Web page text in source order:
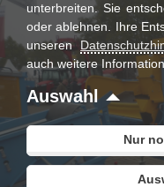
unterbreiten. Sie
oder ablehnen. Ihre
unseren
auch weitere
Auswahl
Nur